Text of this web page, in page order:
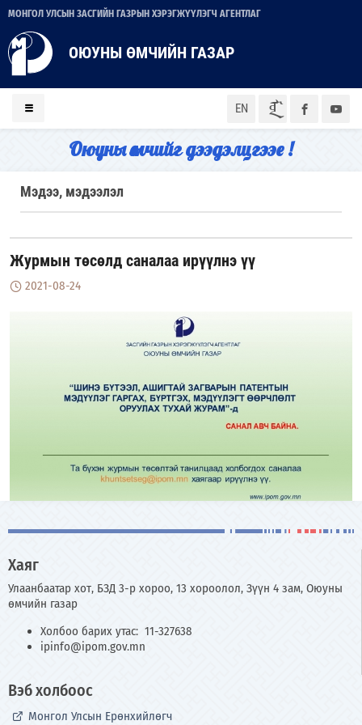
МОНГОЛ УЛСЫН ЗАСГИЙН ГАЗРЫН ХЭРЭГЖҮҮЛЭГЧ АГЕНТЛАГ
ОЮУНЫ ӨМЧИЙН ГАЗАР
EN ᠮᠣᠨ
Оюуны өмчийг дээдэлцгээе !
Мэдээ, мэдээлэл
Журмын төсөлд саналаа ирүүлнэ үү
2021-08-24
Хаяг
Улаанбаатар хот, БЗД 3-р хороо, 13 хороолол, Зүүн 4 зам, Оюуны
өмчийн газар
Холбоо барих утас: 11-327638
ipinfo@ipom.gov.mn
Вэб холбоос
Монгол Улсын Ерөнхийлөгч